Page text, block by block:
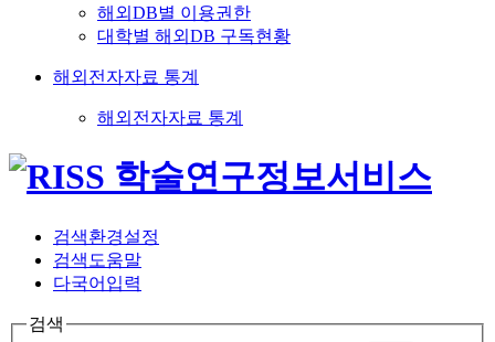
해외DB별 이용권한
대학별 해외DB 구독현황
해외전자자료 통계
해외전자자료 통계
검색환경설정
검색도움말
다국어입력
검색